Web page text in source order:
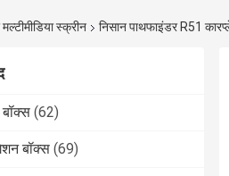
स्क्रीन निसान पाथफाइंडर R51
(62)
बॉक्स (69)